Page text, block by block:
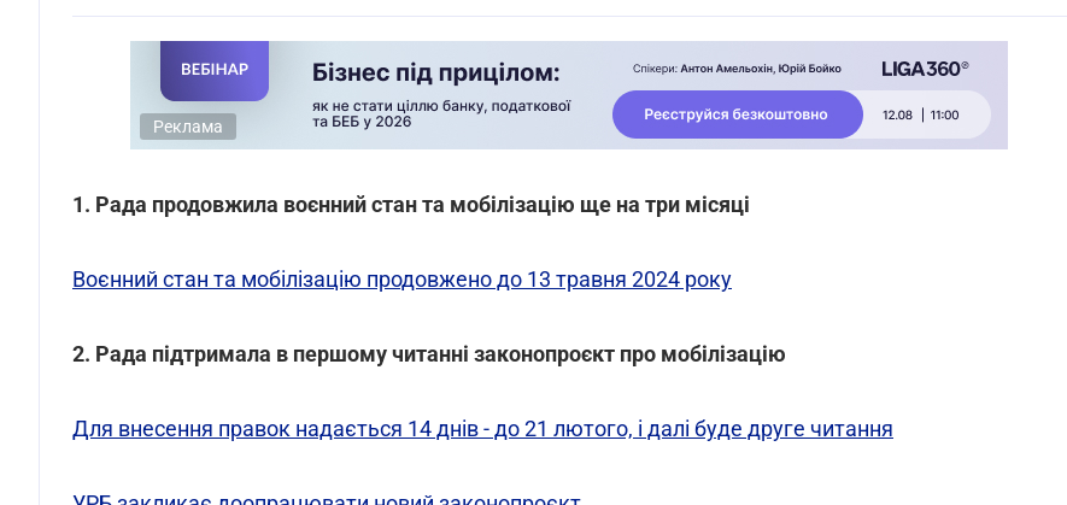
Реклама
1. Рада продовжила воєнний стан та мобілізацію ще на три місяці
Воєнний стан та мобілізацію продовжено до 13 травня 2024 року
2. Рада підтримала в першому читанні законопроєкт про мобілізацію
Для внесення правок надається 14 днів - до 21 лютого, і далі буде друге читання